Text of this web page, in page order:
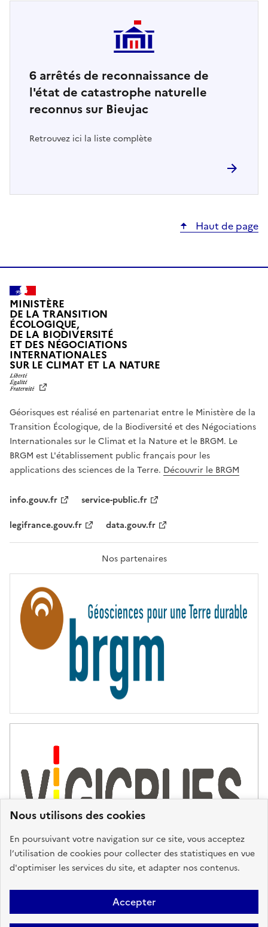
Nous utilisons des cookies
En poursuivant votre navigation sur ce site, vous acceptez
l’utilisation de cookies pour collecter des statistiques en vue
d'optimiser les services du site, et adapter nos contenus.
Accepter
6 arrêtés de reconnaissance de
l'état de catastrophe naturelle
reconnus sur Bieujac
Retrouvez ici la liste complète
Haut de page
MINISTÈRE
DE LA TRANSITION
ÉCOLOGIQUE,
DE LA BIODIVERSITÉ
ET DES NÉGOCIATIONS
INTERNATIONALES
SUR LE CLIMAT ET LA NATUREL
T
É
,
É
G
A
L
F
A
T
R
T
É
Géorisques est réalisé en partenariat entre le Ministère de la
Transition Écologique, de la Biodiversité et des Négociations
Internationales sur le Climat et la Nature et le BRGM. Le
BRGM est L'établissement public français pour les
applications des sciences de la Terre. Découvrir le BRGM
info.gouv.fr
service-public.fr
legifrance.gouv.fr
data.gouv.fr
Nos partenaires
Plan du site Accessibilité : partiellement conforme
Mentions
Légales
Données personnelles Gestion des cookies FAQ